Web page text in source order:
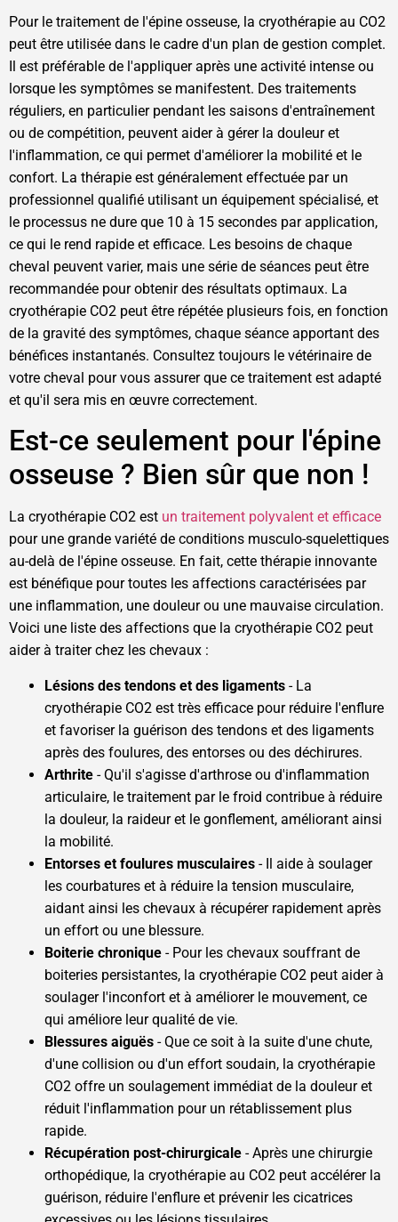
Pour le traitement de l'épine osseuse, la cryothérapie au CO2
peut être utilisée dans le cadre d'un plan de gestion complet.
Il est préférable de l'appliquer après une activité intense ou
lorsque les symptômes se manifestent. Des traitements
réguliers, en particulier pendant les saisons d'entraînement
ou de compétition, peuvent aider à gérer la douleur et
l'inflammation, ce qui permet d'améliorer la mobilité et le
confort. La thérapie est généralement effectuée par un
professionnel qualifié utilisant un équipement spécialisé, et
le processus ne dure que 10 à 15 secondes par application,
ce qui le rend rapide et efficace. Les besoins de chaque
cheval peuvent varier, mais une série de séances peut être
recommandée pour obtenir des résultats optimaux. La
cryothérapie CO2 peut être répétée plusieurs fois, en fonction
de la gravité des symptômes, chaque séance apportant des
bénéfices instantanés. Consultez toujours le vétérinaire de
votre cheval pour vous assurer que ce traitement est adapté
et qu'il sera mis en œuvre correctement.
Est-ce seulement pour l'épine
osseuse ? Bien sûr que non !
La cryothérapie CO2 est un traitement polyvalent et efficace
pour une grande variété de conditions musculo-squelettiques
au-delà de l'épine osseuse. En fait, cette thérapie innovante
est bénéfique pour toutes les affections caractérisées par
une inflammation, une douleur ou une mauvaise circulation.
Voici une liste des affections que la cryothérapie CO2 peut
aider à traiter chez les chevaux :
Lésions des tendons et des ligaments - La
cryothérapie CO2 est très efficace pour réduire l'enflure
et favoriser la guérison des tendons et des ligaments
après des foulures, des entorses ou des déchirures.
Arthrite - Qu'il s'agisse d'arthrose ou d'inflammation
articulaire, le traitement par le froid contribue à réduire
la douleur, la raideur et le gonflement, améliorant ainsi
la mobilité.
Entorses et foulures musculaires - Il aide à soulager
les courbatures et à réduire la tension musculaire,
aidant ainsi les chevaux à récupérer rapidement après
un effort ou une blessure.
Boiterie chronique - Pour les chevaux souffrant de
boiteries persistantes, la cryothérapie CO2 peut aider à
soulager l'inconfort et à améliorer le mouvement, ce
qui améliore leur qualité de vie.
Blessures aiguës - Que ce soit à la suite d'une chute,
d'une collision ou d'un effort soudain, la cryothérapie
CO2 offre un soulagement immédiat de la douleur et
réduit l'inflammation pour un rétablissement plus
rapide.
Récupération post-chirurgicale - Après une chirurgie
orthopédique, la cryothérapie au CO2 peut accélérer la
guérison, réduire l'enflure et prévenir les cicatrices